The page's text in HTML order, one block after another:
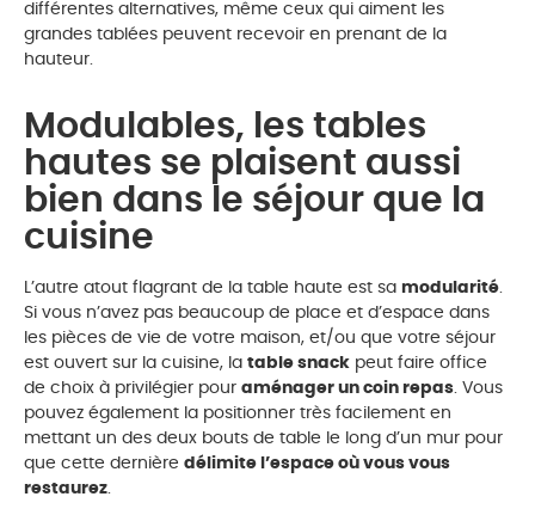
différentes alternatives, même ceux qui aiment les
grandes tablées peuvent recevoir en prenant de la
hauteur.
Modulables, les tables
hautes se plaisent aussi
bien dans le séjour que la
cuisine
L’autre atout flagrant de la table haute est sa modularité.
Si vous n’avez pas beaucoup de place et d’espace dans
les pièces de vie de votre maison, et/ou que votre séjour
est ouvert sur la cuisine, la table snack peut faire office
de choix à privilégier pour aménager un coin repas. Vous
pouvez également la positionner très facilement en
mettant un des deux bouts de table le long d’un mur pour
que cette dernière délimite l’espace où vous vous
restaurez.